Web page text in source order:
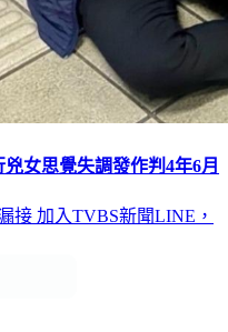
女思覺失調發作判4年6月
接 加入TVBS新聞LINE，